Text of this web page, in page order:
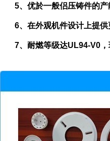
5、优於一般侣压铸件的产
6、在外观机件设计上提供
7、耐燃等级达UL94-V0